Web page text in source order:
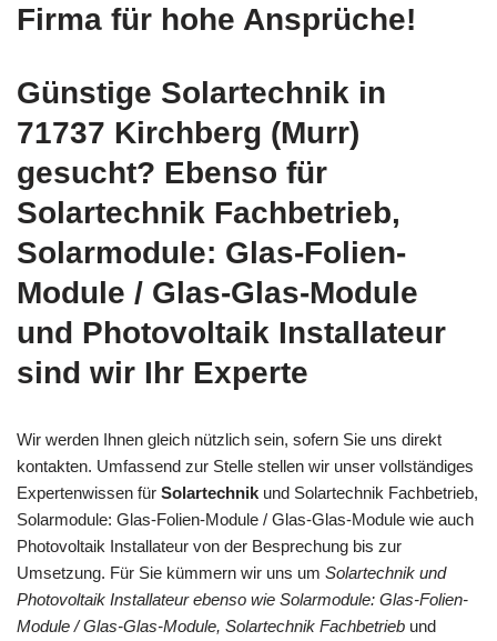
Firma für hohe Ansprüche!
Günstige Solartechnik in
71737 Kirchberg (Murr)
gesucht? Ebenso für
Solartechnik Fachbetrieb,
Solarmodule: Glas-Folien-
Module / Glas-Glas-Module
und Photovoltaik Installateur
sind wir Ihr Experte
Wir werden Ihnen gleich nützlich sein, sofern Sie uns direkt
kontakten. Umfassend zur Stelle stellen wir unser vollständiges
Expertenwissen für Solartechnik und Solartechnik Fachbetrieb,
Solarmodule: Glas-Folien-Module / Glas-Glas-Module wie auch
Photovoltaik Installateur von der Besprechung bis zur
Umsetzung. Für Sie kümmern wir uns um Solartechnik und
Photovoltaik Installateur ebenso wie Solarmodule: Glas-Folien-
Module / Glas-Glas-Module, Solartechnik Fachbetrieb und